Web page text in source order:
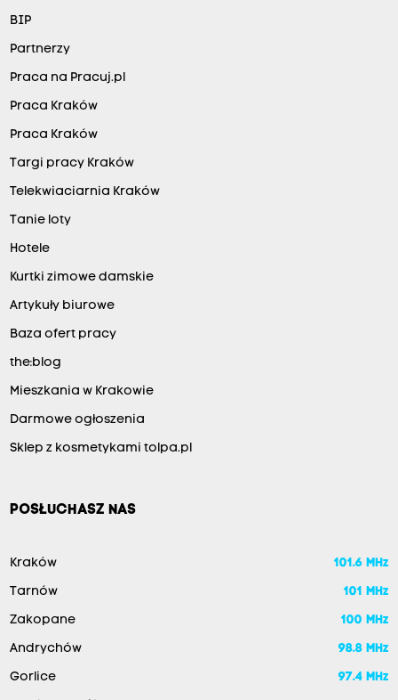
BIP
Partnerzy
Praca na Pracuj.pl
Praca Kraków
Praca Kraków
Targi pracy Kraków
Telekwiaciarnia Kraków
Tanie loty
Hotele
Kurtki zimowe damskie
Artykuły biurowe
Baza ofert pracy
the:blog
Mieszkania w Krakowie
Darmowe ogłoszenia
Sklep z kosmetykami tolpa.pl
POSŁUCHASZ NAS
Kraków 101.6 MHz
Tarnów 101 MHz
Zakopane 100 MHz
Andrychów 98.8 MHz
Gorlice 97.4 MHz